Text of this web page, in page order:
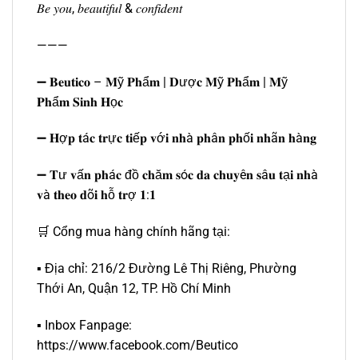
𝐵𝑒 𝑦𝑜𝑢, 𝑏𝑒𝑎𝑢𝑡𝑖𝑓𝑢𝑙 & 𝑐𝑜𝑛𝑓𝑖𝑑𝑒𝑛𝑡
———
➖ 𝐁𝐞𝐮𝐭𝐢𝐜𝐨 – 𝐌ỹ 𝐏𝐡ẩ𝐦 | 𝐃ượ𝐜 𝐌ỹ 𝐏𝐡ẩ𝐦 | 𝐌ỹ
𝐏𝐡ẩ𝐦 𝐒𝐢𝐧𝐡 𝐇ọ𝐜
➖ 𝐇ợ𝐩 𝐭á𝐜 𝐭𝐫ự𝐜 𝐭𝐢ế𝐩 𝐯ớ𝐢 𝐧𝐡à 𝐩𝐡â𝐧 𝐩𝐡ố𝐢 𝐧𝐡ã𝐧 𝐡à𝐧𝐠
➖ 𝐓ư 𝐯ấ𝐧 𝐩𝐡á𝐜 đồ 𝐜𝐡ă𝐦 𝐬ó𝐜 𝐝𝐚 𝐜𝐡𝐮𝐲ê𝐧 𝐬â𝐮 𝐭ạ𝐢 𝐧𝐡à
𝐯à 𝐭𝐡𝐞𝐨 𝐝õ𝐢 𝐡ỗ 𝐭𝐫ợ 𝟏:𝟏
🛒 Cổng mua hàng chính hãng tại:
▪️ Địa chỉ: 216/2 Đường Lê Thị Riêng, Phường
Thới An, Quận 12, TP. Hồ Chí Minh
▪️ Inbox Fanpage:
https://www.facebook.com/Beutico